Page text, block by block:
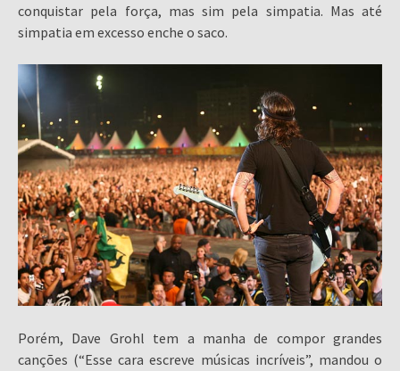
conquistar pela força, mas sim pela simpatia. Mas até
simpatia em excesso enche o saco.
Porém, Dave Grohl tem a manha de compor grandes
canções (“Esse cara escreve músicas incríveis”, mandou o